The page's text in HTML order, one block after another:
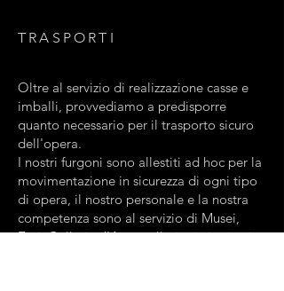
Oltre al servizio di realizzazione casse e
imballi, provvediamo a predisporre
quanto necessario per il trasporto sicuro
dell'opera.
I nostri furgoni sono allestiti ad hoc per la
movimentazione in sicurezza di ogni tipo
di opera, il nostro personale e la nostra
competenza sono al servizio di Musei,
Enti, Gallerie d'Arte, collezionisti privati,
TRASPORTI